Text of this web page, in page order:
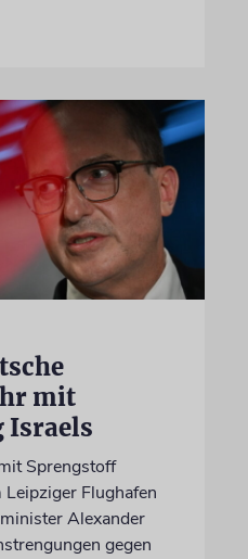
mit
Israels
Sprengstoff
Flughafen
Alexander
gegen